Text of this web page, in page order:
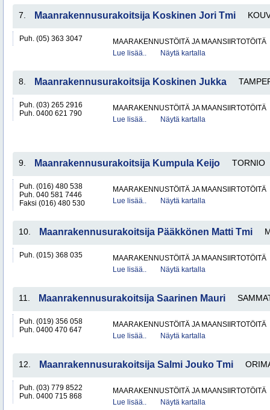
7. Maanrakennusurakoitsija Koskinen Jori Tmi
Puh. (05) 363 3047
MAARAKENNUSTÖITÄ JA MAANSIIRTOTÖITÄ
Lue lisää..
Näytä kartalla
8. Maanrakennusurakoitsija Koskinen Jukka
Puh. (03) 265 2916
Puh. 0400 621 790
MAARAKENNUSTÖITÄ JA MAANSIIRTOTÖITÄ
Lue lisää..
Näytä kartalla
9. Maanrakennusurakoitsija Kumpula Keijo TORNIO
Puh. (016) 480 538
Puh. 040 581 7446
Faksi (016) 480 530
MAARAKENNUSTÖITÄ JA MAANSIIRTOTÖITÄ
Lue lisää..
Näytä kartalla
10. Maanrakennusurakoitsija Pääkkönen Matti Tmi
Puh. (015) 368 035
MAARAKENNUSTÖITÄ JA MAANSIIRTOTÖITÄ
Lue lisää..
Näytä kartalla
11. Maanrakennusurakoitsija Saarinen Mauri
Puh. (019) 356 058
Puh. 0400 470 647
MAARAKENNUSTÖITÄ JA MAANSIIRTOTÖITÄ
Lue lisää..
Näytä kartalla
12. Maanrakennusurakoitsija Salmi Jouko Tmi
Puh. (03) 779 8522
Puh. 0400 715 868
MAARAKENNUSTÖITÄ JA MAANSIIRTOTÖITÄ
Lue lisää..
Näytä kartalla